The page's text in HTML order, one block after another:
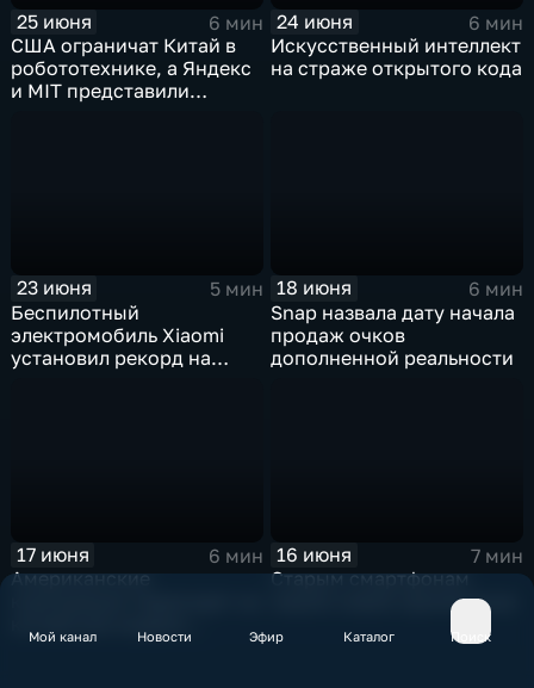
Мой канал Новости Эфир Каталог Поиск
25 июня
6 мин
США ограничат Китай в
робототехнике, а Яндекс
и MIT представили
24 июня
6 мин
Искусственный интеллект
на страже открытого кода
23 июня
5 мин
Беспилотный
электромобиль Xiaomi
установил рекорд на
18 июня
6 мин
Snap назвала дату начала
продаж очков
дополненной реальности
17 июня
6 мин
Американские
искусственного
16 июня
7 мин
Старым смартфонам
нашли новое применение